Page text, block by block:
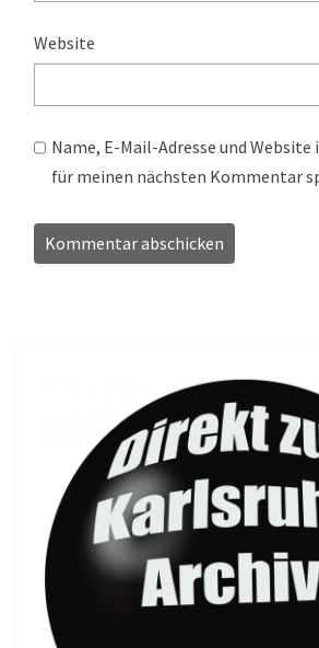
Website
Name, E-Mail-Adresse und Website
für meinen nächsten Kommentar